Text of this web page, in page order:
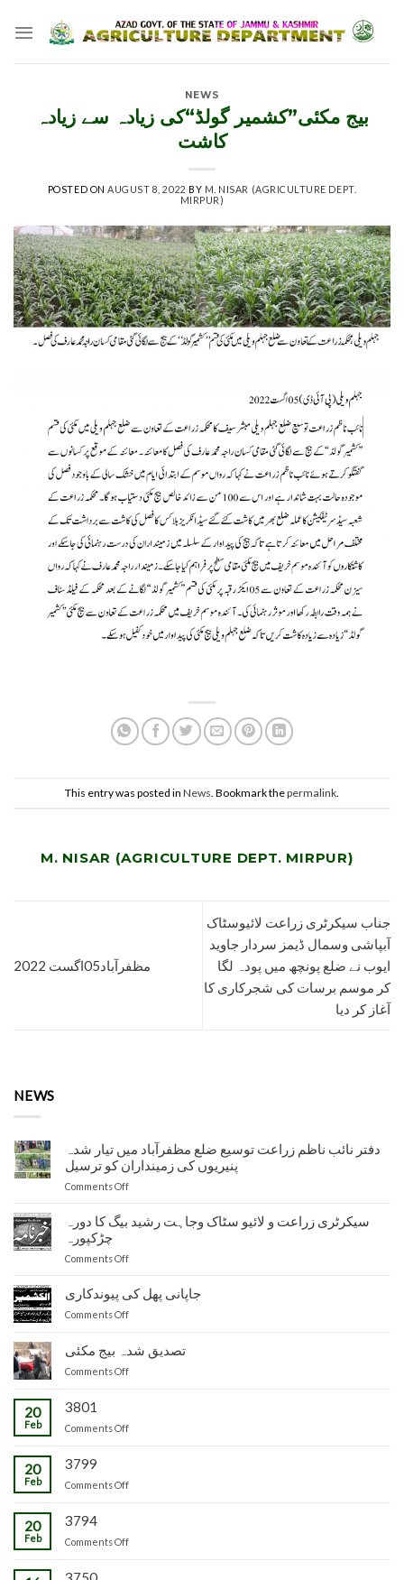
NEWS
بیج مکئی”کشمیر گولڈ“کی زیادہ سے زیادہ
کاشت
POSTED ONAUGUST 8, 2022 BY M. NISAR (AGRICULTURE DEPT.
MIRPUR)
This entry was posted in News . Bookmark thepermalink
M. NISAR (AGRICULTURE DEPT. MIRPUR)
مظفرآباد05اگست 2022
جناب سیکرٹری زراعت لائیوسٹاک
آبپاشی وسمال ڈیمز سردار جاوید
ایوب نے ضلع پونچھ میں پودہ لگا
کر موسم برسات کی شجرکاری کا
آغاز کر دیا
NEWS
دفتر نائب ناظم زراعت توسیع ضلع مظفرآباد میں تیار شدہ
پنیریوں کی زمینداران کو ترسیل
Comments Offon
ناظم
توسیع
مظفرآباد
پنیریوں
کی
سیکرٹری زراعت و لائیو سٹاک وجاہت رشید بیگ کا دورہ
چڑکپورہ
Comments Offon
زراعت
و
وجاہت
چڑکپورہ
جاپانی پھل کی پیوندکاری
Comments Offon
کی
پیوندکاری
تصدیق شدہ بیج مکئی
Comments Offon
مکئی
20
Feb
3801
Comments Offon
20
Feb
3799
Comments Offon
20
Feb
3794
Comments Offon